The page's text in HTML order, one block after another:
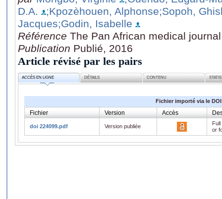
D.A.
;Kpozèhouen, Alphonse;Sopoh,
Jacques;Godin, Isabelle
Référence The Pan African medical
Publication Publié, 2016
Article révisé par les pairs
ACCÈS EN LIGNE DÉTAILS CONTENU
Fichier importé via le DOI
Fichier Version Accès
doi 224099.pdf Version publiée
or